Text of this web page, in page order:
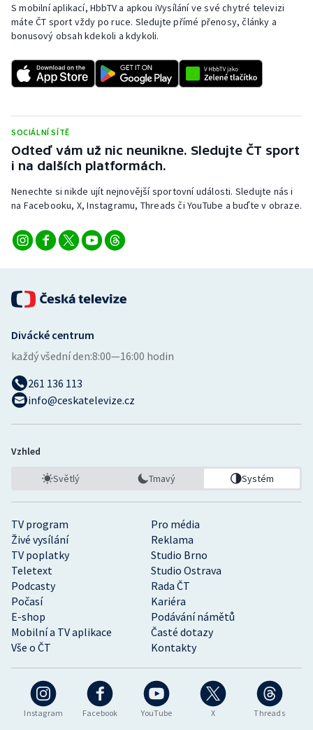
Rychlostní kanoistika
Short track
Sportovní střelba
Stolní tenis
Triatlon
Vodní slalom
Volejbal
S mobilní aplikací, HbbTV a apkou iVysílání ve své chytré televizi
máte ČT sport vždy po ruce. Sledujte přímé přenosy, články a
bonusový obsah kdekoli a kdykoli.
SOCIÁLNÍ SÍTĚ
Odteď vám už nic neunikne. Sledujte ČT sport
i na dalších platformách.
Nenechte si nikde ujít nejnovější sportovní události. Sledujte nás i
na Facebooku, X, Instagramu, Threads či YouTube a buďte v obraze.
Instagram Facebook YouTube X Threads
TV program
Pro média
Živé vysílání
Reklama
TV poplatky
Studio Brno
Teletext
Studio Ostrava
Podcasty
Rada ČT
Počasí
Kariéra
E-shop
Podávání námětů
Mobilní a TV aplikace
Časté dotazy
Vše o ČT
Kontakty
Divácké centrum
každý všední den:8:00—16:00 hodin
261 136 113
info@ceskatelevize.cz
Vzhled
Světlý Tmavý Systém